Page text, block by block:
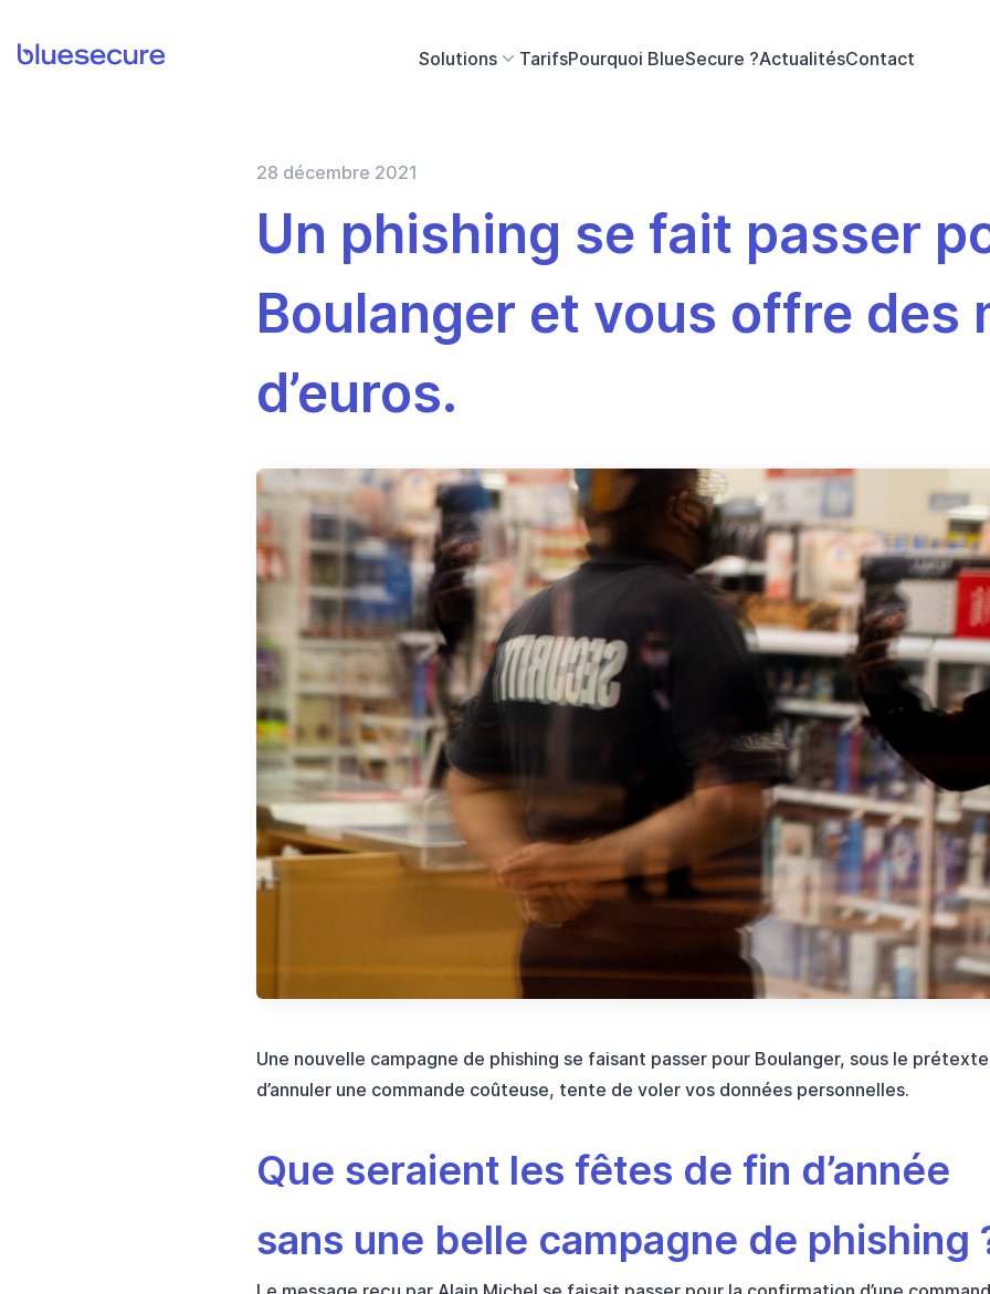
BlueSecure Solutions TarifsPourquoi BlueSecure ?ActualitésContact
28 décembre 2021
Un phishing se fait passer
Boulanger et vous offre des
d’euros.
Une nouvelle campagne de phishing se faisant passer pour Boulanger, sous le prétexte
d’annuler une commande coûteuse, tente de voler vos données personnelles.
Que seraient les fêtes de fin d’année
sans une belle campagne de phishing